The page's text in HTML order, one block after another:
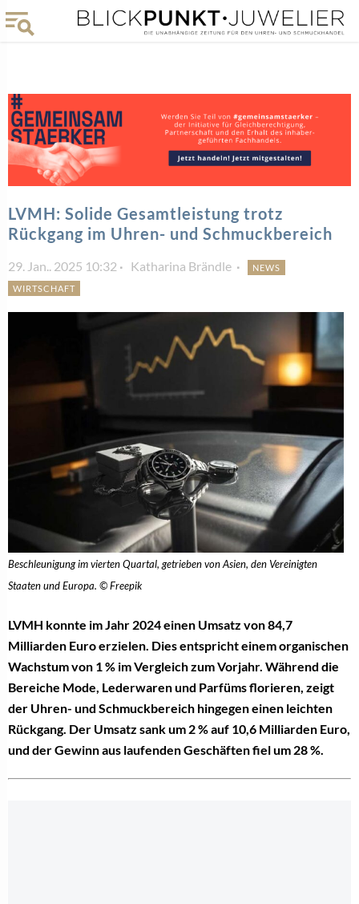
LVMH: Solide Gesamtleistung trotz
Rückgang im Uhren- und Schmuckbereich
29. Jan.. 2025 10:32 Katharina Brändle
NEWS
WIRTSCHAFT
Beschleunigung im vierten Quartal, getrieben von Asien, den Vereinigten
Staaten und Europa. © Freepik
LVMH konnte im Jahr 2024 einen Umsatz von 84,7
Milliarden Euro erzielen. Dies entspricht einem organischen
Wachstum von 1 % im Vergleich zum Vorjahr. Während die
Bereiche Mode, Lederwaren und Parfüms florieren, zeigt
der Uhren- und Schmuckbereich hingegen einen leichten
Rückgang. Der Umsatz sank um 2 % auf 10,6 Milliarden Euro,
und der Gewinn aus laufenden Geschäften fiel um 28 %.